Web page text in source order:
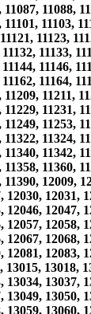
11087, 11088,
11103,
11123,
11133,
11146,
11164,
11209, 11211,
11229, 11231,
11249, 11253,
11322, 11324,
11340, 11342,
11358, 11360,
11390, 12009,
12030, 12031,
12046, 12047,
12057, 12058,
12067, 12068,
12081, 12083,
13015, 13018,
13034, 13037,
13049, 13050,
13059, 13060,